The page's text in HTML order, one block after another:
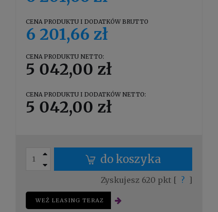
CENA PRODUKTU I DODATKÓW BRUTTO
6 201,66 zł
CENA PRODUKTU NETTO:
5 042,00 zł
CENA PRODUKTU I DODATKÓW NETTO:
5 042,00 zł
do koszyka
Zyskujesz 620 pkt [ ? ]
WEŹ LEASING TERAZ